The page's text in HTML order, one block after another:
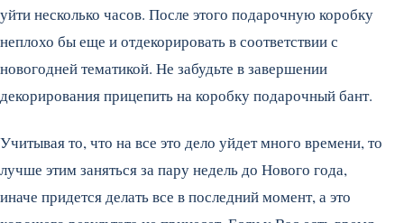
уйти несколько часов. После этого подарочную коробку
неплохо бы еще и отдекорировать в соответствии с
новогодней тематикой. Не забудьте в завершении
декорирования прицепить на коробку подарочный бант.
Учитывая то, что на все это дело уйдет много времени, то
лучше этим заняться за пару недель до Нового года,
иначе придется делать все в последний момент, а это